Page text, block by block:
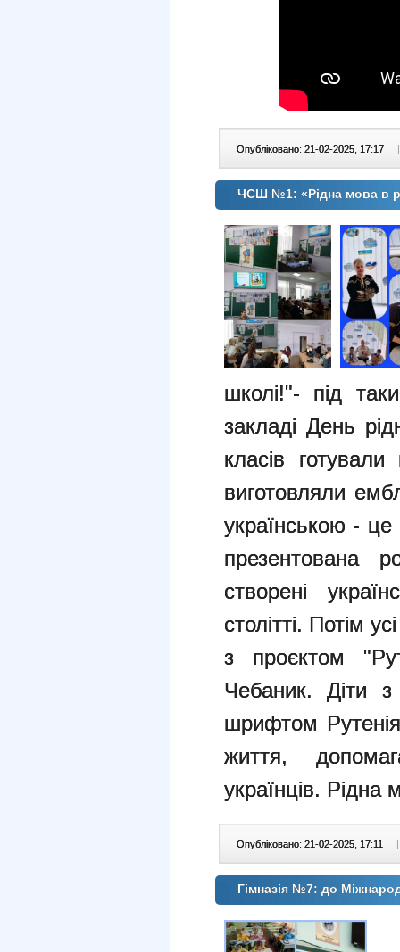
Опубліковано: 21-02-2025, 17:17 |
ЧСШ №1: «Рідна мова в
школі!"- під
закладі День
класів
виготовляли
українською - це
презентована
створені
столітті. Потім
з проєктом
Чебаник. Діти з
шрифтом
життя,
українців. Рідна
Опубліковано: 21-02-2025, 17:11 |
Гімназія №7: до